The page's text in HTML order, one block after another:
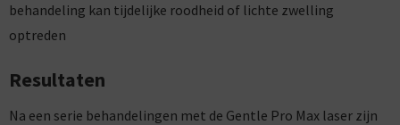
behandeling kan tijdelijke roodheid of lichte zwelling
optreden
Resultaten
Na een serie behandelingen met de Gentle Pro Max laser zijn